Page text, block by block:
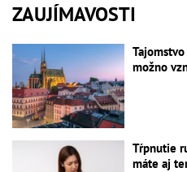
ZAUJÍMAVOSTI
možno
Tŕpnutie
máte aj